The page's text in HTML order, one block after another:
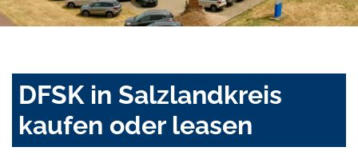
DFSK in Salzlandkreis
kaufen oder leasen